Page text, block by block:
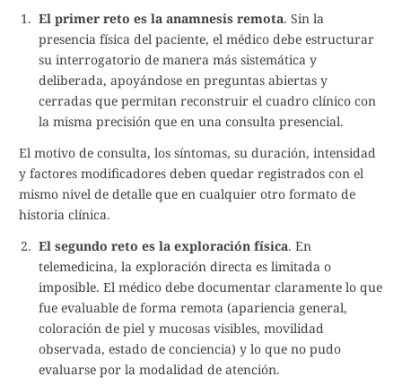
El primer reto es la anamnesis remota. Sin la
presencia física del paciente, el médico debe estructurar
su interrogatorio de manera más sistemática y
deliberada, apoyándose en preguntas abiertas y
cerradas que permitan reconstruir el cuadro clínico con
la misma precisión que en una consulta presencial.
El motivo de consulta, los síntomas, su duración, intensidad
y factores modificadores deben quedar registrados con el
mismo nivel de detalle que en cualquier otro formato de
historia clínica.
El segundo reto es la exploración física. En
telemedicina, la exploración directa es limitada o
imposible. El médico debe documentar claramente lo que
fue evaluable de forma remota (apariencia general,
coloración de piel y mucosas visibles, movilidad
observada, estado de conciencia) y lo que no pudo
evaluarse por la modalidad de atención.